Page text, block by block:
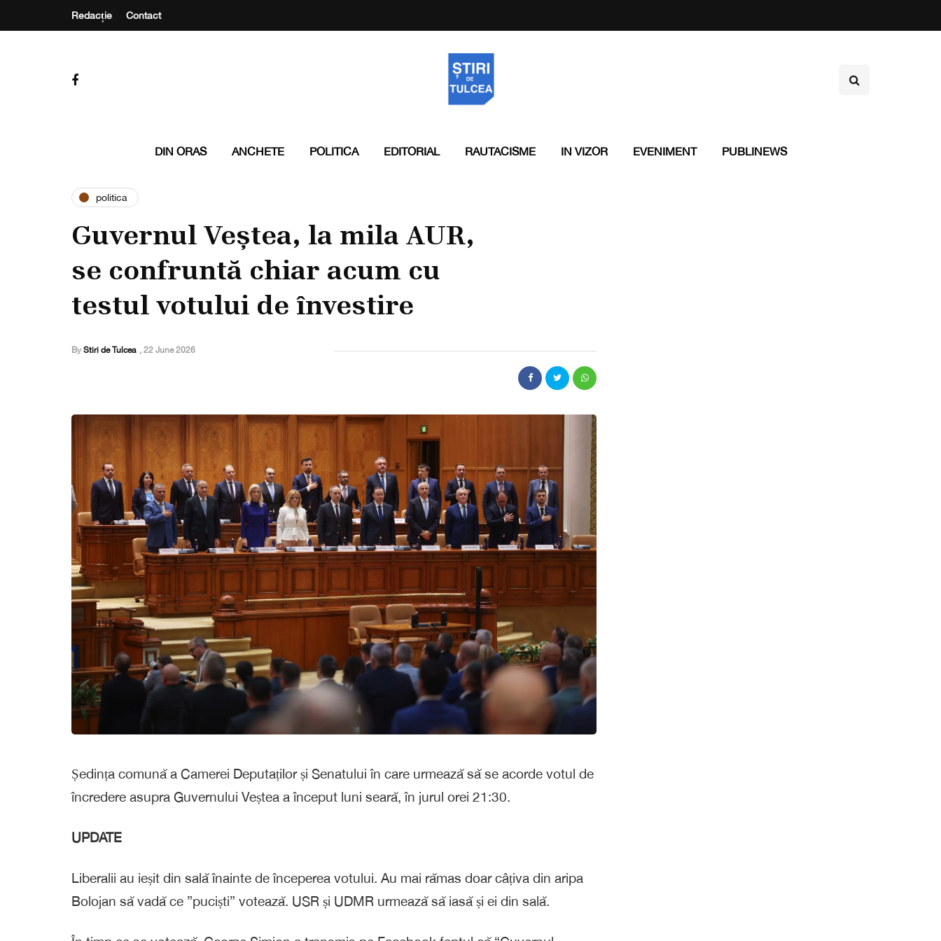
Redacție Contact
DIN ORAS ANCHETE POLITICA EDITORIAL RAUTACISME IN VIZOR EVENIMENT PUBLINEWS
politica
Guvernul Veștea, la mila AUR,
se confruntă chiar acum cu
testul votului de învestire
By Stiri de Tulcea , 22 June 2026
Ședința comună a Camerei Deputaților și Senatului în care urmează să se acorde votul de
încredere asupra Guvernului Veștea a început luni seară, în jurul orei 21:30.
UPDATE
Liberalii au ieșit din sală înainte de începerea votului. Au mai rămas doar câțiva din aripa
Bolojan să vadă ce ”puciști” votează. USR și UDMR urmează să iasă și ei din sală.